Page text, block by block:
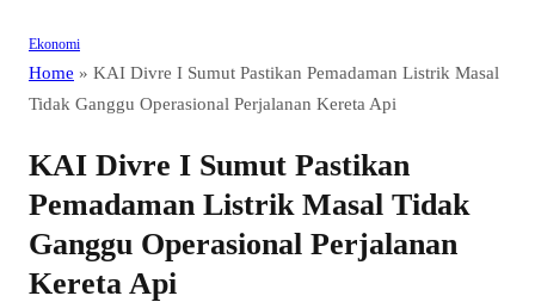
Ekonomi
Home » KAI Divre I Sumut Pastikan Pemadaman Listrik Masal
Tidak Ganggu Operasional Perjalanan Kereta Api
KAI Divre I Sumut Pastikan
Pemadaman Listrik Masal Tidak
Ganggu Operasional Perjalanan
Kereta Api